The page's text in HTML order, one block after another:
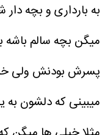
به بارداری و بچه
میگن بچه سالم
پسرش بودنش ولی
میبینی که دلشون به